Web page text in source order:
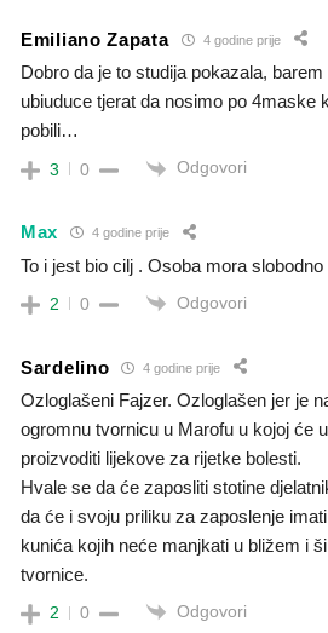
Emiliano Zapata 4 godine prije
Dobro da je to studija pokazala,
ubiuduce tjerat da nosimo po 4maske
pobili…
3 0 Odgovori
Max 4 godine prije
To i jest bio cilj . Osoba mora
2 0 Odgovori
Sardelino 4 godine prije
Ozloglašeni Fajzer. Ozloglašen jer je
ogromnu tvornicu u Marofu u kojoj će
proizvoditi lijekove za rijetke bolesti.
Hvale se da će zaposliti stotine
da će i svoju priliku za zaposlenje
kunića kojih neće manjkati u bližem i
tvornice.
2 0 Odgovori